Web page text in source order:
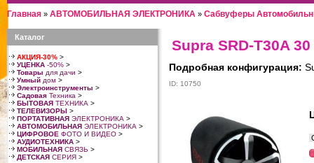
Главная » АВТОМОБИЛЬНАЯ ЭЛЕКТРОНИКА » Сабвуферы
Каталог
АКЦИЯ-30% >
УЦЕНКА -50% >
Товары для дачи >
Умный дом >
Электроинструменты >
Садовая Техника >
БЫТОВАЯ ТЕХНИКА >
ТЕЛЕВИЗОРЫ >
ПОРТАТИВНАЯ ЭЛЕКТРОНИКА >
АВТОМОБИЛЬНАЯ ЭЛЕКТРОНИКА >
ЦИФРОВОЕ ФОТО И ВИДЕО >
АУДИОТЕХНИКА >
МОБИЛЬНАЯ СВЯЗЬ >
ДЕТСКАЯ СЕРИЯ >
Supra SRD-T30A
Подробная конфигурация:
ID: 10750